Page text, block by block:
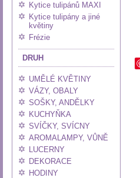
Kytice tulipánů MAXI
Kytice tulipány a jiné
květiny
Frézie
DRUH
UMĚLÉ KVĚTINY
VÁZY, OBALY
SOŠKY, ANDĚLKY
KUCHYŇKA
SVÍČKY, SVÍCNY
AROMALAMPY, VŮNĚ
LUCERNY
DEKORACE
HODINY